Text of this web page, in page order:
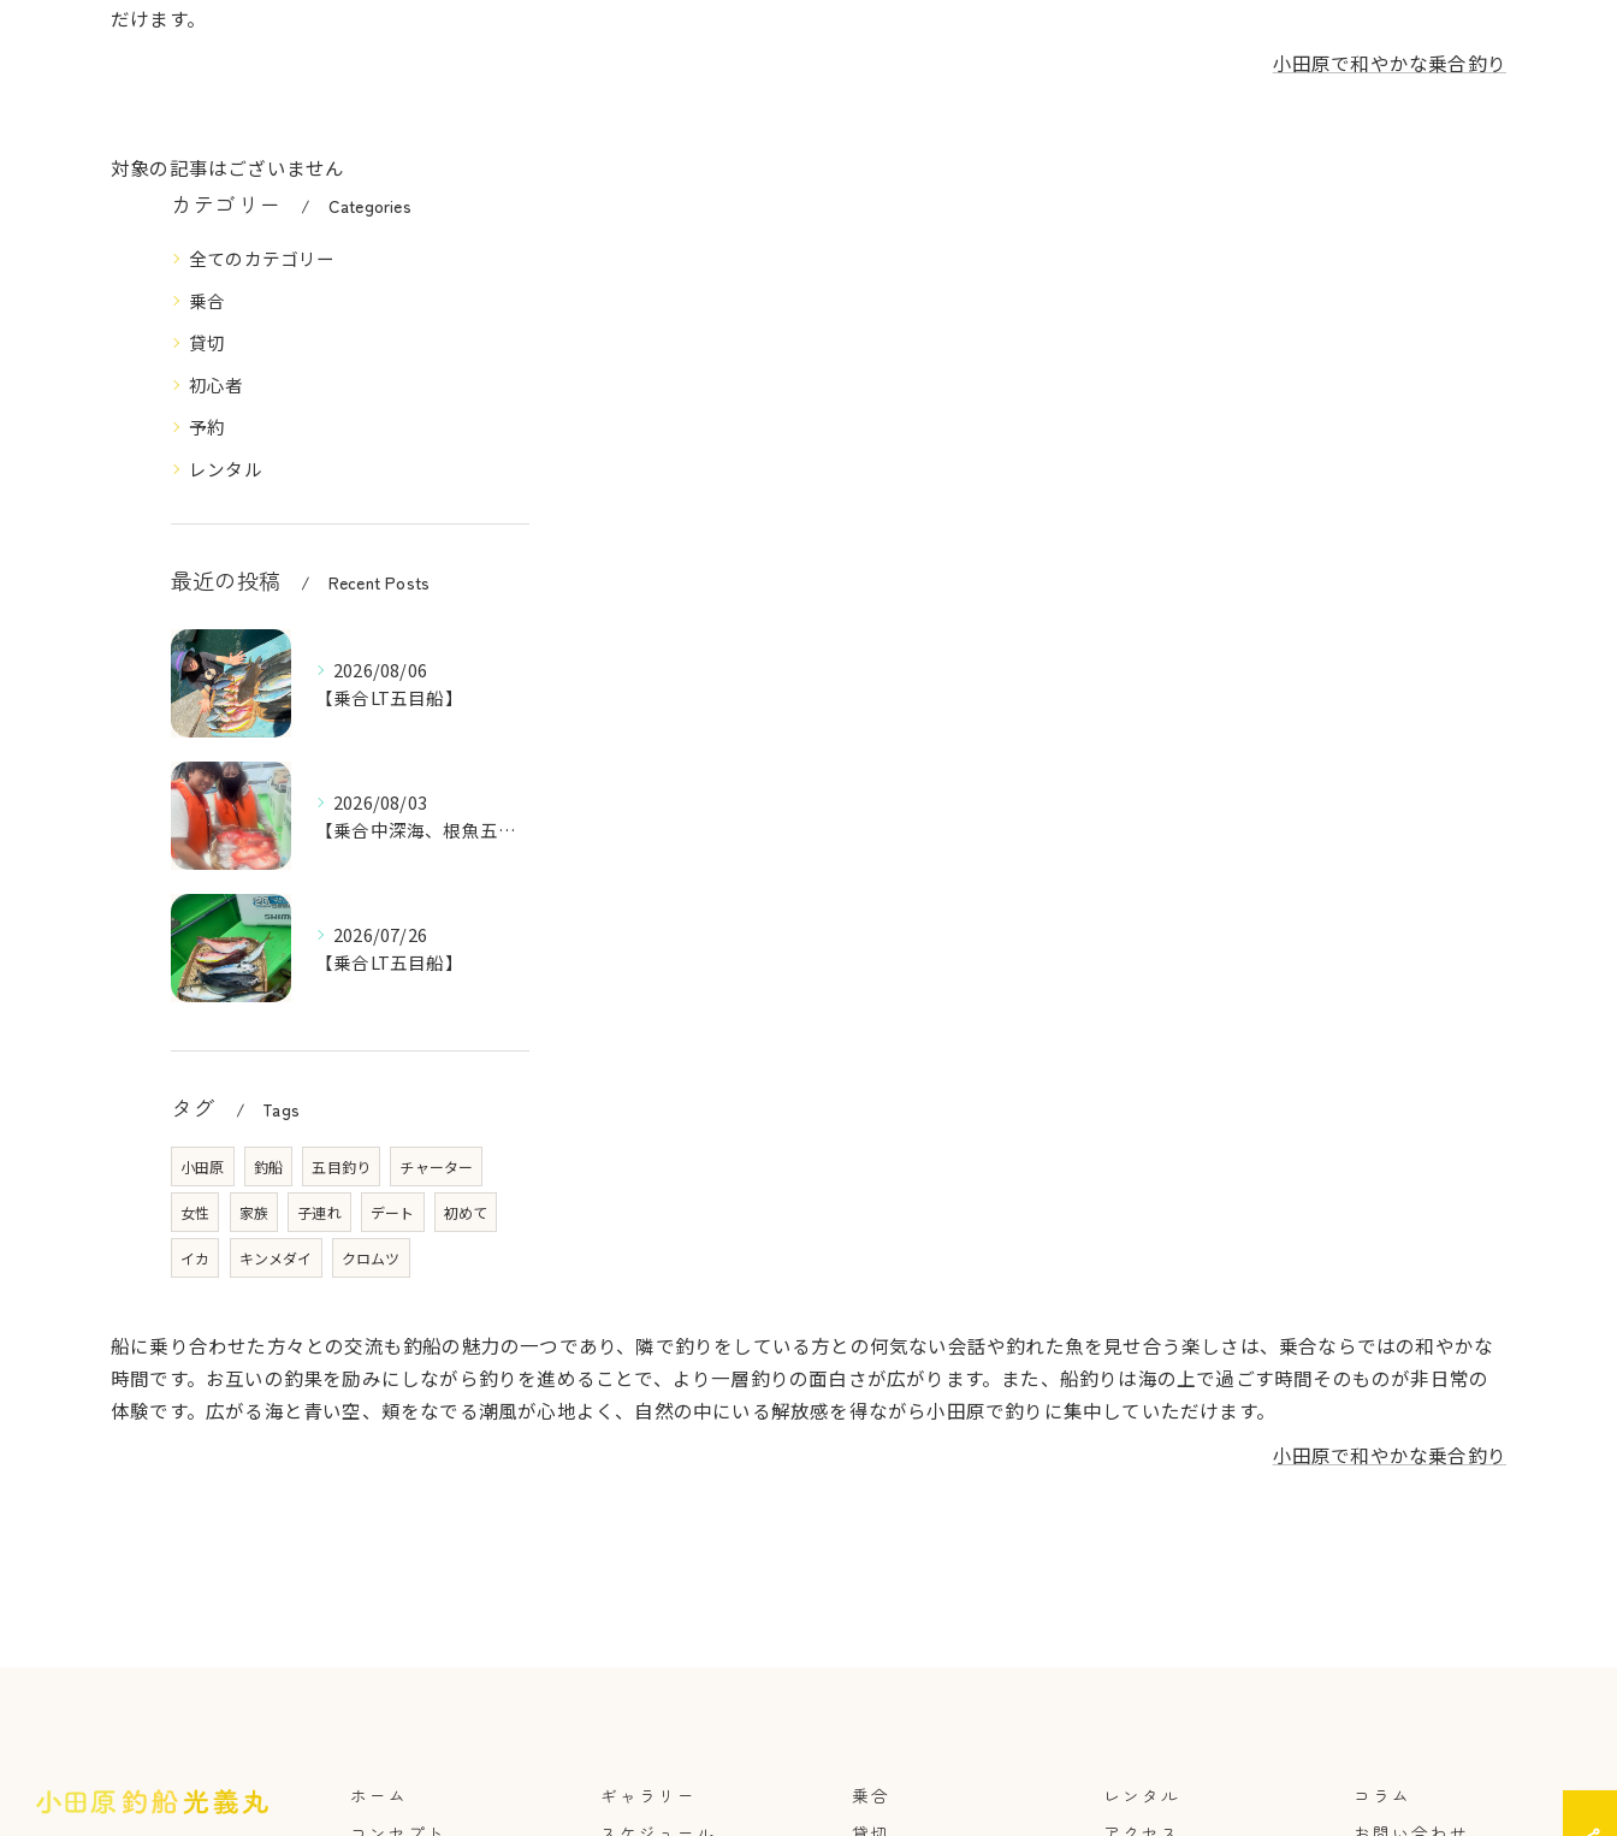
だけます。
小田原で和やかな乗合釣り
対象の記事はございません
カテゴリー Categories
全てのカテゴリー
乗合
貸切
初心者
予約
レンタル
最近の投稿 Recent Posts
2026/08/06
【乗合LT五目船】
2026/08/03
【乗合中深海、根魚五目船】
2026/07/26
【乗合LT五目船】
タグ Tags
小田原 釣船 五目釣り チャーター
女性 家族 子連れ デート 初めて
イカ キンメダイ クロムツ
船に乗り合わせた方々との交流も釣船の魅力の一つであり、隣で釣りをしている方との何気ない会話や釣れた魚を見せ合う楽しさは、乗合ならではの和やかな
時間です。お互いの釣果を励みにしながら釣りを進めることで、より一層釣りの面白さが広がります。また、船釣りは海の上で過ごす時間そのものが非日常の
体験です。広がる海と青い空、頬をなでる潮風が心地よく、自然の中にいる解放感を得ながら小田原で釣りに集中していただけます。
小田原で和やかな乗合釣り
ホーム
ギャラリー
乗合
レンタル
コラム